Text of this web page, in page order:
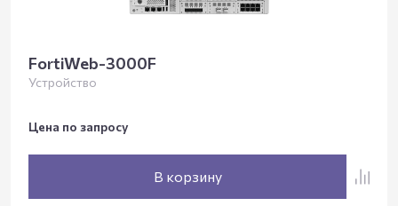
FortiWeb-3000F
Устройство
Цена по запросу
В корзину